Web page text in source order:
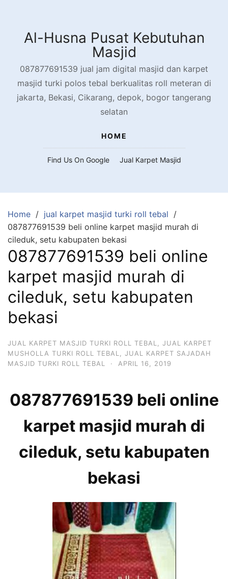
contentAl-Husna Pusat Kebutuhan
Masjid
087877691539 jual jam digital masjid dan karpet
masjid turki polos tebal berkualitas roll meteran di
jakarta, Bekasi, Cikarang, depok, bogor tangerang
selatan
HOME
Find Us On Google Jual Karpet Masjid
Home
jual karpet masjid turki roll tebal
087877691539 beli online karpet masjid murah di
cileduk, setu kabupaten bekasi
087877691539 beli online
karpet masjid murah di
cileduk, setu kabupaten
bekasi
JUAL KARPET MASJID TURKI ROLL TEBAL
JUAL KARPET
MUSHOLLA TURKI ROLL TEBAL
JUAL KARPET SAJADAH
MASJID TURKI ROLL TEBAL
· APRIL 16, 2019
087877691539 beli online
karpet masjid murah di
cileduk, setu kabupaten
bekasi